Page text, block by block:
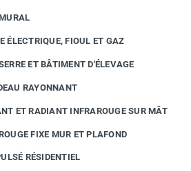
ÉLECTRIQUE, FIOUL ET GAZ
ET BÂTIMENT D'ÉLEVAGE
RAYONNANT
ET RADIANT INFRAROUGE SUR MÂT
FIXE MUR ET PLAFOND
RÉSIDENTIEL